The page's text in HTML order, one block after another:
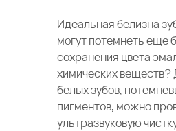
Идеальная белизна
могут потемнеть еще
сохранения цвета
химических веществ?
белых зубов,
пигментов, можно
ультразвуковую